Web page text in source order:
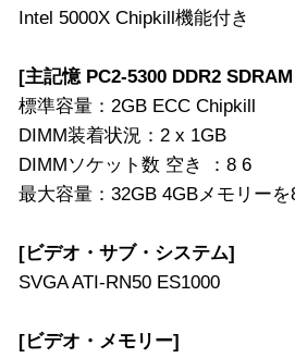
Intel 5000X Chipkill機能付き
[主記憶 PC2-5300 DDR2
標準容量：2GB ECC Chipkill
DIMM装着状況：2 x 1GB
DIMMソケット数 空き ：8 6
最大容量：32GB 4GBメモリー
[ビデオ・サブ・システム]
SVGA ATI-RN50 ES1000
[ビデオ・メモリー]